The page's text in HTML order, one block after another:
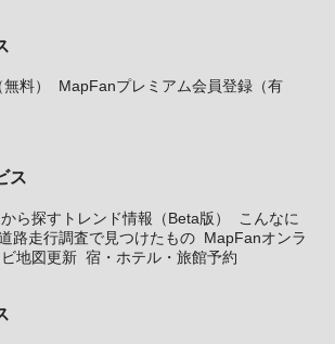
料）
MapFanプレミアム会員登録（有
ス
ら探すトレンド情報（Beta版）
こんなに
路走行調査で見つけたもの MapFanオンラ
地図更新 宿・ホテル・旅館予約